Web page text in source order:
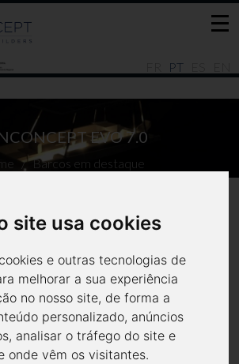
PT
site usa cookies
e outras tecnologias de
melhorar a sua experiência
no nosso site, de forma a
personalizado, anúncios
analisar o tráfego do site e
onde vêm os visitantes.
EVO 7.0
Barcos em destaque